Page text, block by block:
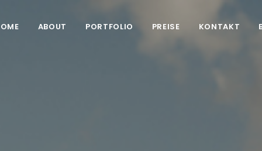
ABOUT PORTFOLIO PREISE KONTAKT